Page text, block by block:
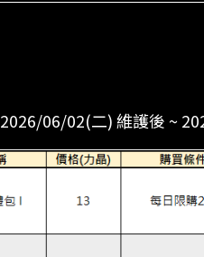
2026/06/02(二) 維護後 ~